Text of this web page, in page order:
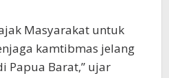
Masyarakat untuk
kamtibmas jelang
Papua Barat,” ujar